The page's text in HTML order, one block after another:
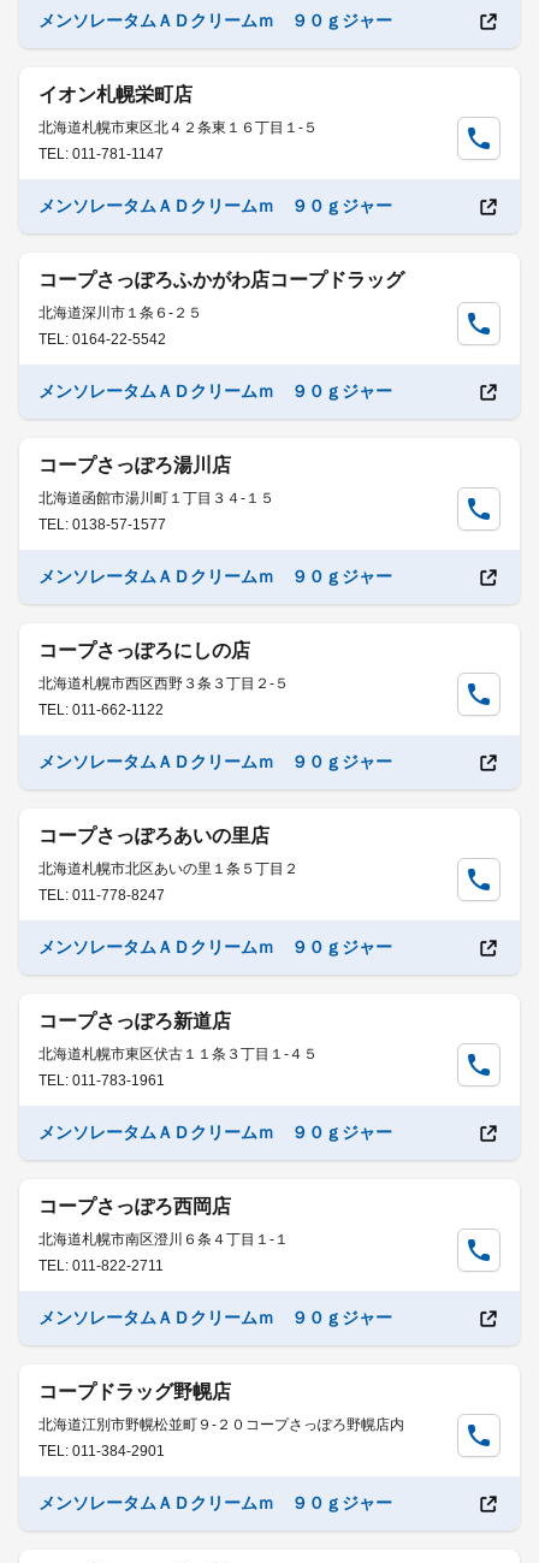
メンソレータムＡＤクリームｍ ９０ｇジャー
イオン札幌栄町店
北海道札幌市東区北４２条東１６丁目１-５
TEL: 011-781-1147
メンソレータムＡＤクリームｍ ９０ｇジャー
コープさっぽろふかがわ店コープドラッグ
北海道深川市１条６-２５
TEL: 0164-22-5542
メンソレータムＡＤクリームｍ ９０ｇジャー
コープさっぽろ湯川店
北海道函館市湯川町１丁目３４-１５
TEL: 0138-57-1577
メンソレータムＡＤクリームｍ ９０ｇジャー
コープさっぽろにしの店
北海道札幌市西区西野３条３丁目２-５
TEL: 011-662-1122
メンソレータムＡＤクリームｍ ９０ｇジャー
コープさっぽろあいの里店
北海道札幌市北区あいの里１条５丁目２
TEL: 011-778-8247
メンソレータムＡＤクリームｍ ９０ｇジャー
コープさっぽろ新道店
北海道札幌市東区伏古１１条３丁目１-４５
TEL: 011-783-1961
メンソレータムＡＤクリームｍ ９０ｇジャー
コープさっぽろ西岡店
北海道札幌市南区澄川６条４丁目１-１
TEL: 011-822-2711
メンソレータムＡＤクリームｍ ９０ｇジャー
コープドラッグ野幌店
北海道江別市野幌松並町９-２０コープさっぽろ野幌店内
TEL: 011-384-2901
メンソレータムＡＤクリームｍ ９０ｇジャー